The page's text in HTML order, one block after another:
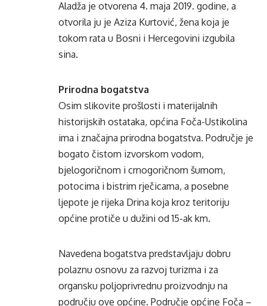
Aladža je otvorena 4. maja 2019. godine, a
otvorila ju je Aziza Kurtović, žena koja je
tokom rata u Bosni i Hercegovini izgubila
sina.
Prirodna bogatstva
Osim slikovite prošlosti i materijalnih
historijskih ostataka, općina Foča-Ustikolina
ima i značajna prirodna bogatstva. Područje je
bogato čistom izvorskom vodom,
bjelogoričnom i crnogoričnom šumom,
potocima i bistrim rječicama, a posebne
ljepote je rijeka Drina koja kroz teritoriju
općine protiče u dužini od 15-ak km.
Navedena bogatstva predstavljaju dobru
polaznu osnovu za razvoj turizma i za
organsku poljoprivrednu proizvodnju na
području ove općine. Područje općine Foča –